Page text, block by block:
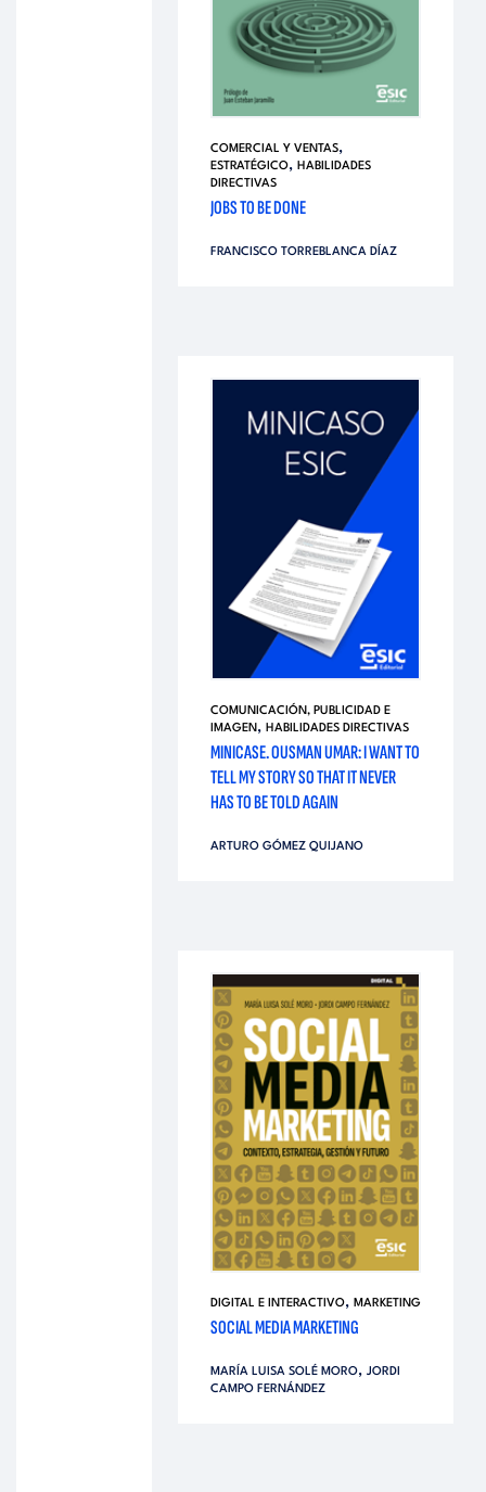
COMERCIAL Y VENTAS,
ESTRATÉGICO, HABILIDADES
DIRECTIVAS
JOBS TO BE DONE
FRANCISCO TORREBLANCA DÍAZ
COMUNICACIÓN, PUBLICIDAD E
IMAGEN, HABILIDADES DIRECTIVAS
MINICASE. OUSMAN UMAR: I WANT TO
TELL MY STORY SO THAT IT NEVER
HAS TO BE TOLD AGAIN
ARTURO GÓMEZ QUIJANO
DIGITAL E INTERACTIVO, MARKETING
SOCIAL MEDIA MARKETING
MARÍA LUISA SOLÉ MORO, JORDI
CAMPO FERNÁNDEZ